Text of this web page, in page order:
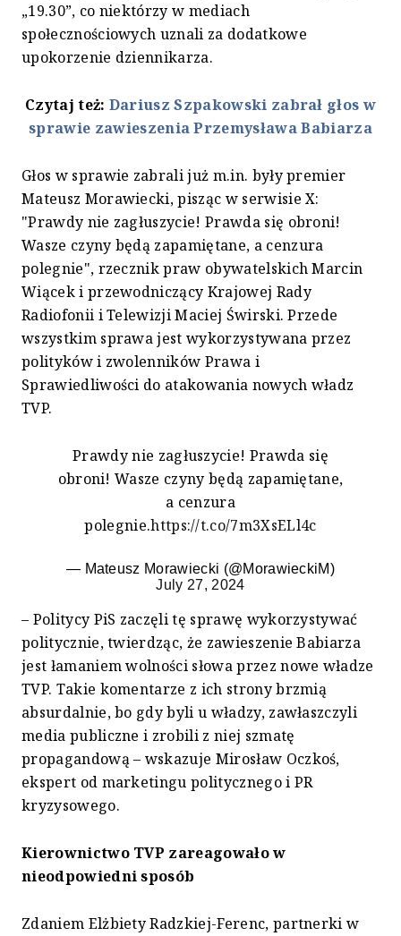
„19.30”, co niektórzy w mediach
społecznościowych uznali za dodatkowe
upokorzenie dziennikarza.
Czytaj też: Dariusz Szpakowski zabrał głos w
sprawie zawieszenia Przemysława Babiarza
Głos w sprawie zabrali już m.in. były premier
Mateusz Morawiecki, pisząc w serwisie X:
"Prawdy nie zagłuszycie! Prawda się obroni!
Wasze czyny będą zapamiętane, a cenzura
polegnie", rzecznik praw obywatelskich Marcin
Wiącek i przewodniczący Krajowej Rady
Radiofonii i Telewizji Maciej Świrski. Przede
wszystkim sprawa jest wykorzystywana przez
polityków i zwolenników Prawa i
Sprawiedliwości do atakowania nowych władz
TVP.
Prawdy nie zagłuszycie! Prawda się
obroni! Wasze czyny będą zapamiętane,
a cenzura
polegnie.https://t.co/7m3XsELl4c
— Mateusz Morawiecki (@MorawieckiM)
July 27, 2024
– Politycy PiS zaczęli tę sprawę wykorzystywać
politycznie, twierdząc, że zawieszenie Babiarza
jest łamaniem wolności słowa przez nowe władze
TVP. Takie komentarze z ich strony brzmią
absurdalnie, bo gdy byli u władzy, zawłaszczyli
media publiczne i zrobili z niej szmatę
propagandową – wskazuje Mirosław Oczkoś,
ekspert od marketingu politycznego i PR
kryzysowego.
Kierownictwo TVP zareagowało w
nieodpowiedni sposób
Zdaniem Elżbiety Radzkiej-Ferenc, partnerki w